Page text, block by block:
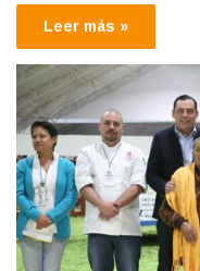
Leer más »